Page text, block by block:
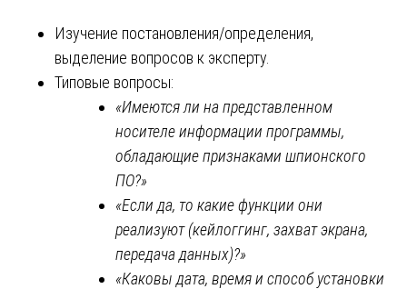
Изучение постановления/определения,
выделение вопросов к эксперту.
Типовые вопросы:
«Имеются ли на представленном
носителе информации программы,
обладающие признаками шпионского
ПО?»
«Если да, то какие функции они
реализуют (кейлоггинг, захват экрана,
передача данных)?»
«Каковы дата, время и способ установки